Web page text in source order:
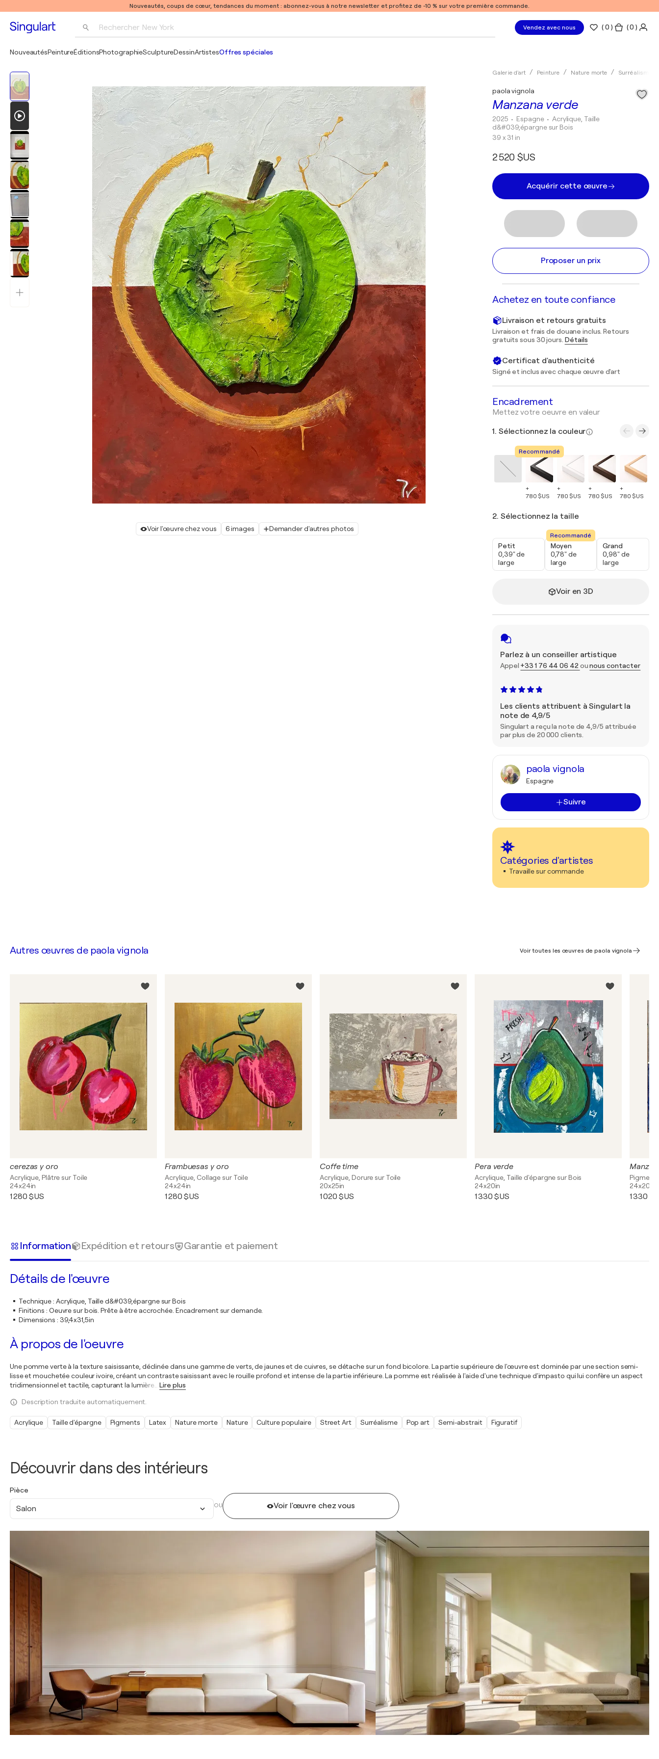
Nouveautés, coups de cœur, tendances du moment : abonnez-vous à notre newsletter et profitez de -10 % sur votre première commande.
Rechercher New York
Pablo Picasso
Vendez avec nous (0 ) ( 0 )
NouveautésPeintureÉditionsPhotographieSculptureDessinArtistesOffres spéciales
Voir l'œuvre chez vous 6 images Demander d'autres photos
Galerie d'art Peinture Nature morte Surréalisme
Manzana verde
paola vignola
2025 • Espagne • Acrylique, Taille
d&#039;épargne sur Bois
39 x 31 in
2 520 $US
Acquérir cette œuvre
Proposer un prix
Achetez en toute confiance
Livraison et retours gratuits
Livraison et frais de douane inclus. Retours
gratuits sous 30 jours. Détails
Certificat d'authenticité
Signé et inclus avec chaque œuvre d'art
Encadrement
Mettez votre oeuvre en valeur
1. Sélectionnez la couleur
Recommandé
+
780 $US
+
780 $US
+
780 $US
+
780 $US
2. Sélectionnez la taille
Petit
0,39" de
large
Recommandé
Moyen
0,78" de
large
Grand
0,98" de
large
Voir en 3D
Parlez à un conseiller artistique
Appel +33 1 76 44 06 42 ounous contacter
Les clients attribuent à Singulart la
note de 4,9/5
Singulart a reçu la note de 4,9/5 attribuée
par plus de 20 000 clients.
paola vignola
Espagne
Suivre
Catégories d'artistes
Travaille sur commande
Découvrir dans des intérieurs
Pièce
Salon OU Voir l'œuvre chez vous
Autres œuvres de paola vignola Voir toutes les œuvres de paola vignola
cerezas y oro
Acrylique, Plâtre sur Toile
24x24in
1 280 $US
Frambuesas y oro
Acrylique, Collage sur Toile
24x24in
1 280 $US
Coffe time
Acrylique, Dorure sur Toile
20x25in
1 020 $US
Pera verde
Acrylique, Taille d'épargne sur Bois
24x20in
1 330 $US
24x20in
1 330
Information Expédition et retours Garantie et paiement
Détails de l'œuvre
Technique: Acrylique, Taille d&#039;épargne sur Bois
Finitions : Oeuvre sur bois. Prête à être accrochée. Encadrement sur demande.
Dimensions : 39,4x31,5in
À propos de l'oeuvre
Une pomme verte à la texture saisissante, déclinée dans une gamme de verts, de jaunes et de cuivres, se détache sur un fond bicolore. La partie supérieure de l'œuvre est dominée par une section semi-
lisse et mouchetée couleur ivoire, créant un contraste saisissant avec le rouille profond et intense de la partie inférieure. La pomme est réalisée à l'aide d'une technique d'impasto qui lui confère un aspect
tridimensionnel et tactile, capturant la lumière
Lire plus
Description traduite automatiquement.
Acrylique Taille d'épargne Pigments Latex Nature morte Nature Culture populaire Street Art Surréalisme Pop art Semi-abstrait Figuratif